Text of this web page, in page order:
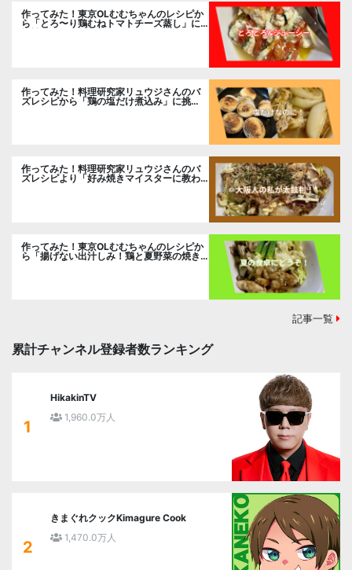
作ってみた！東京OLむむちゃんのレシピか
ら「とろ〜り鶏むねトマトチーズ蒸し」に
作ってみた！料理研究家リュウジさんのバ
ズレシピから「鶏の塩だけ煮込み」に挑
戦。
作ってみた！料理研究家リュウジさんのバ
ズレシピより「好み焼きマイスターに教わ
作ってみた！東京OLむむちゃんのレシピか
ら「揚げない出汁しみ！鶏と夏野菜の焼き
記事一覧
累計チャンネル登録者数ランキング
1
HikakinTV
1,960.0万人
2
きまぐれクックKimagure Cook
1,470.0万人